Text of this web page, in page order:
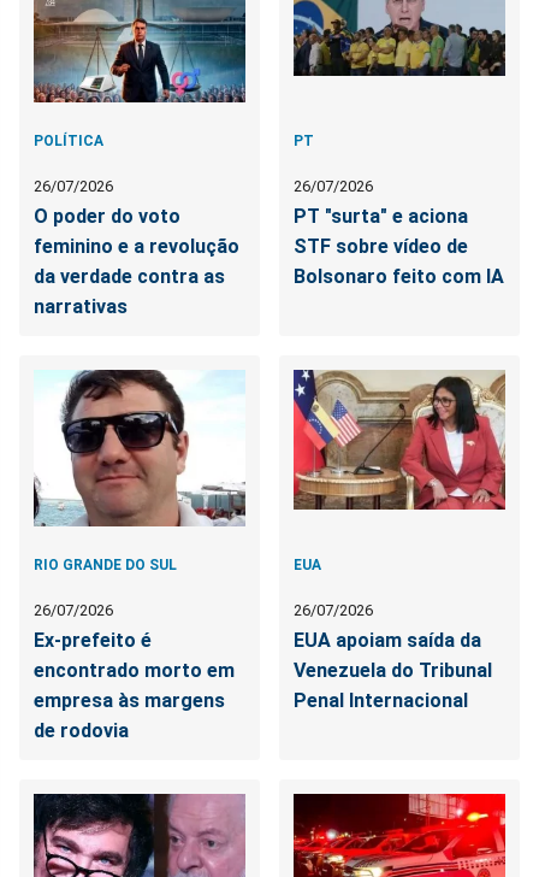
POLÍTICA
26/07/2026
O poder do voto
feminino e a revolução
da verdade contra as
narrativas
PT
26/07/2026
PT "surta" e aciona
STF sobre vídeo de
Bolsonaro feito com IA
RIO GRANDE DO SUL
26/07/2026
Ex-prefeito é
encontrado morto em
empresa às margens
de rodovia
EUA
26/07/2026
EUA apoiam saída da
Venezuela do Tribunal
Penal Internacional